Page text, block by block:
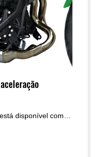
disponível com
o acelerador
na faixa de